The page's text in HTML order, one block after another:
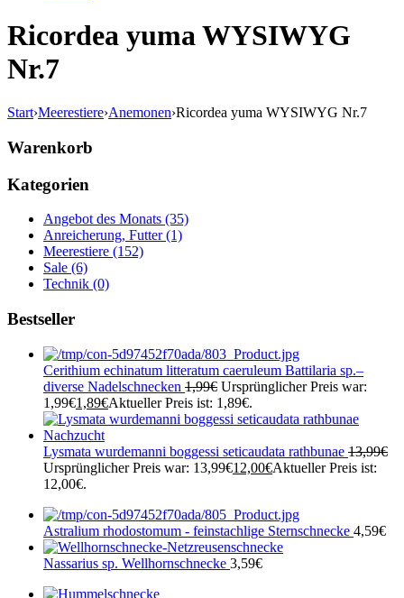
Ricordea yuma WYSIWYG
Nr.7
Start›Meerestiere›Anemonen›Ricordea yuma WYSIWYG Nr.7
Warenkorb
Kategorien
Angebot des Monats (35)
Anreicherung, Futter (1)
Meerestiere (152)
Sale (6)
Technik (0)
Bestseller
Cerithium echinatum litteratum caeruleum Battilaria sp.–
diverse Nadelschnecken 1,99€ Ursprünglicher Preis war:
1,99€1,89€Aktueller Preis ist: 1,89€.
Lysmata wurdemanni boggessi seticaudata rathbunae 13,99€
Ursprünglicher Preis war: 13,99€12,00€Aktueller Preis ist:
12,00€.
Astralium rhodostomum - feinstachlige Sternschnecke 4,59€
Nassarius sp. Wellhornschnecke 3,59€